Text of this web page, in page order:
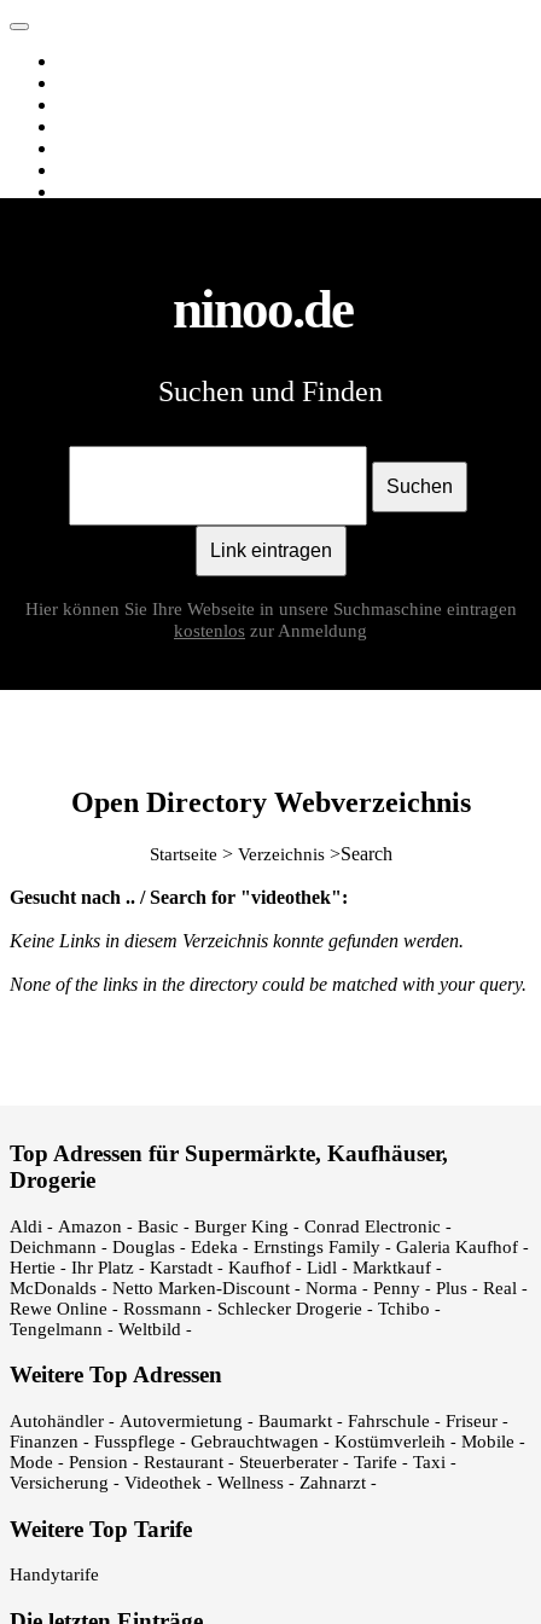
ninoo.de
Suchen und Finden
Suchen
Link eintragen
Hier können Sie Ihre Webseite in unsere Suchmaschine eintragen
kostenlos zur Anmeldung
Open Directory Webverzeichnis
Startseite > Verzeichnis>Search
Gesucht nach .. / Search for "videothek":
Keine Links in diesem Verzeichnis konnte gefunden werden.
None of the links in the directory could be matched with your query.
Top Adressen für Supermärkte, Kaufhäuser,
Drogerie
Aldi - Amazon - Basic - Burger King - Conrad Electronic -
Deichmann - Douglas - Edeka - Ernstings Family - Galeria Kaufhof -
Hertie - Ihr Platz - Karstadt - Kaufhof - Lidl - Marktkauf -
McDonalds - Netto Marken-Discount - Norma - Penny - Plus - Real -
Rewe Online - Rossmann - Schlecker Drogerie - Tchibo -
Tengelmann - Weltbild -
Weitere Top Adressen
Autohändler - Autovermietung - Baumarkt - Fahrschule - Friseur -
Finanzen - Fusspflege - Gebrauchtwagen - Kostümverleih - Mobile -
Mode - Pension - Restaurant - Steuerberater - Tarife - Taxi -
Versicherung - Videothek - Wellness - Zahnarzt -
Weitere Top Tarife
Handytarife